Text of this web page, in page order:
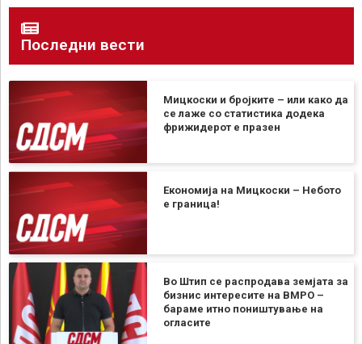
Последни вести
Мицкоски и бројките – или како да
се лаже со статистика додека
фрижидерот е празен
Економија на Мицкоски – Небото
е граница!
Во Штип се распродава земјата за
бизнис интересите на ВМРО –
бараме итно поништување на
огласите